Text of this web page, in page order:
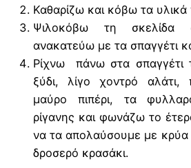
Καθαρίζω και κόβω τα υλικά
Ψιλοκόβω τη σκελίδα
ανακατεύω με τα σπαγγέτι
Ρίχνω πάνω στα σπαγγέτι
ξύδι, λίγο χοντρό αλάτι,
μαύρο πιπέρι, τα
ρίγανης και φωνάζω το
να τα απολαύσουμε με
δροσερό κρασάκι.